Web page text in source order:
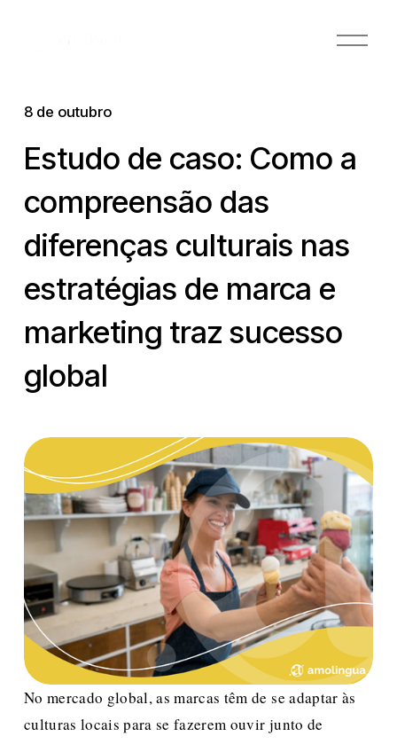
A
e
Estudo de caso: Como a
compreensão das
diferenças culturais nas
estratégias de marca e
marketing traz sucesso
global
8 de outubro
No mercado global, as marcas têm de se adaptar às
culturas locais para se fazerem ouvir junto de